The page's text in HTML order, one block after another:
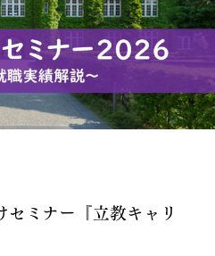
ミナー『立教キャリ